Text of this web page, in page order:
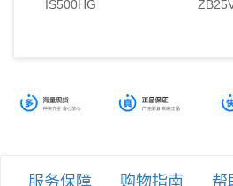
IS500HG
服务保障 购物指南 帮